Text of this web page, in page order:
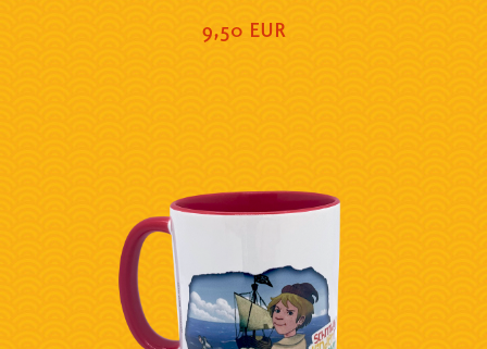
9,50 EUR